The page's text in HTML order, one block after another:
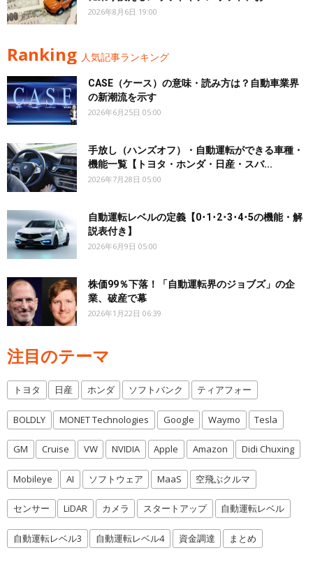
2026年8月6日 19:00
Ranking 人気記事ランキング
CASE（ケース）の意味・読み方は？自動車業界
の新潮流を示す
2026年6月25日 05:00
手放し（ハンズオフ）・自動運転ができる車種・
機能一覧【トヨタ・ホンダ・日産・スバ...
2026年7月28日 05:00
自動運転レベルの定義【0･1･2･3･4･5の機能・解
説表付き】
2026年6月9日 05:00
株価99％下落！「自動運転界のジョブズ」の企
業、破産で幕
2026年1月22日 06:39
注目のテーマ
トヨタ 日産 ホンダ ソフトバンク ティアフォー
BOLDLY MONET Technologies Google Waymo Tesla
GM Cruise VW NVIDIA Apple Amazon Didi Chuxing
Mobileye AI ソフトウェア MaaS 空飛ぶクルマ
センサー LiDAR カメラ スタートアップ 自動運転レベル
自動運転レベル3 自動運転レベル4 資金調達 まとめ